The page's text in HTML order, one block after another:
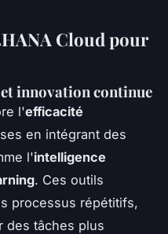
Cloud pour
innovation continue
l'efficacité
en intégrant des
l'intelligence
. Ces outils
processus répétitifs,
des tâches plus